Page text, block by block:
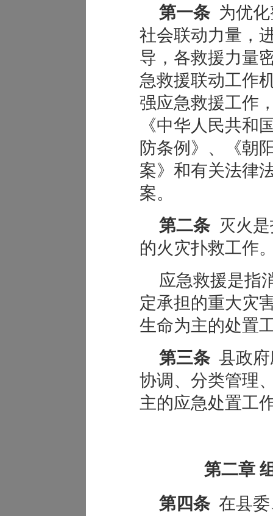
第一条 为优
社会联动力量，
导，各救援力量
急救援联动工作
强应急救援工作
《中华人民共和
防条例》、《朝
案》和有关法律
案。
第二条 灭火
的火灾扑救工作
应急救援是指
定承担的重大灾
生命为主的处置
第三条县政府
协调、分类管理
主的应急处置工
第二章
第四条在县委